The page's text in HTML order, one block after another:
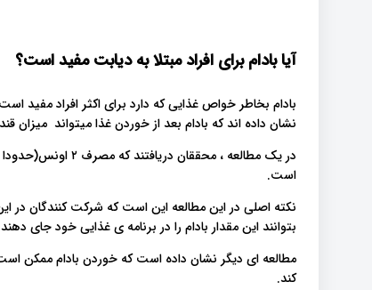
آیا بادام برای افراد مبتلا به دیابت مفید است؟
بادام بخاطر خواص غذایی که دارد برای اکثر افراد مفید
نشان داده اند که بادام بعد از خوردن غذا میتواند
است.
نکته اصلی در این مطالعه این است که شرکت کنندگان در
بتوانند این مقدار بادام را در برنامه ی غذایی خود جای
مطالعه ای دیگر نشان داده است که خوردن بادام ممکن
کند.